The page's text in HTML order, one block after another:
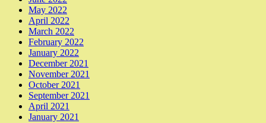
May 2022
April 2022
March 2022
February 2022
January 2022
December 2021
November 2021
October 2021
September 2021
April 2021
January 2021